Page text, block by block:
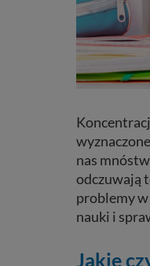
nas
odczuwają
problemy w
nauki i
Jakie